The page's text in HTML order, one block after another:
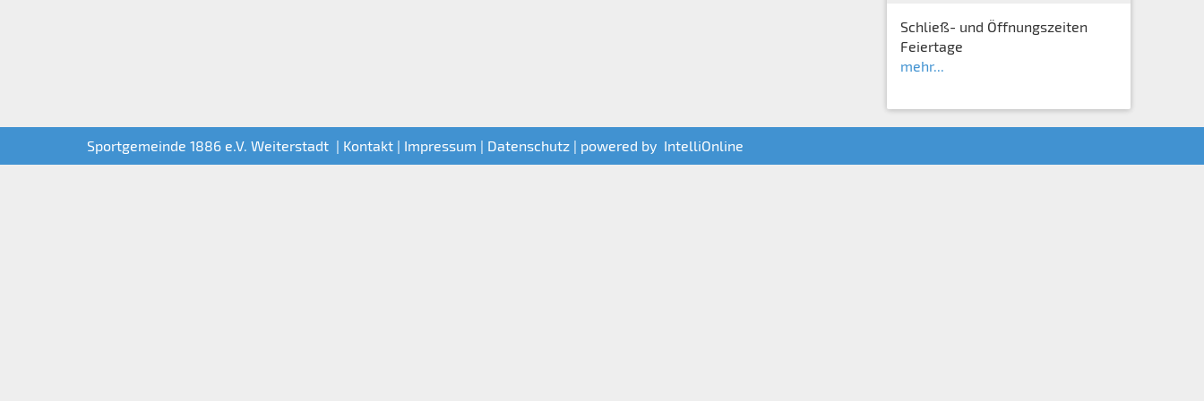
Schließ- und Öffnungszeiten
Feiertage
mehr...
Sportgemeinde 1886 e.V. Weiterstadt | Kontakt | Impressum | Datenschutz | powered by IntelliOnline